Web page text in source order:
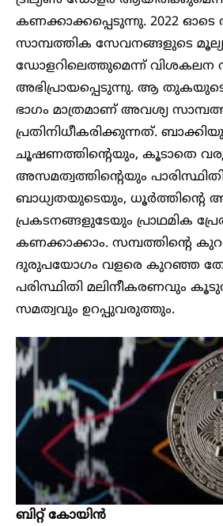
കണക്കാക്കപ്പെടുന്നു. 2022
സാമ്പത്തിക സേവനങ്ങളുടെ മൂല്യം
ഡോളറിലെത്തുമെന്ന് വിശകലന
അഭിപ്രായപ്പെടുന്നു. ആ
ഭാഗം മാത്രമാണ് അവശ്യ
പ്രതിനിധീകരിക്കുന്നത്.
ചൂഷണത്തിന്റെയും, കൂടാതെ
അസമത്വത്തിന്റെയും
ബാധ്യതയുടെയും, ധൂർത്തിന്റെ
പ്രകടനങ്ങളുടേയും പ്രാഥമിക
കണക്കാക്കാം. സമ്പത്തിന്റെ
ദുരുപയോഗം വളരെ കുറഞ്ഞ
പരിസ്ഥിതി മലിനീകരണവും
സമത്വവും ഉറപ്പുവരുത്തും.
ബിറ്റ് കോയിൻ